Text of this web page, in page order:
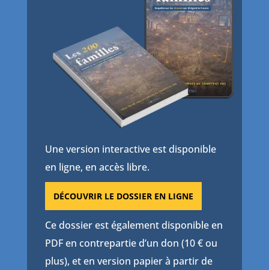
Une version interactive est disponible
en ligne, en accès libre.
DÉCOUVRIR LE DOSSIER EN LIGNE
Ce dossier est également disponible en
PDF en contrepartie d’un don (10 € ou
plus), et en version papier à partir de